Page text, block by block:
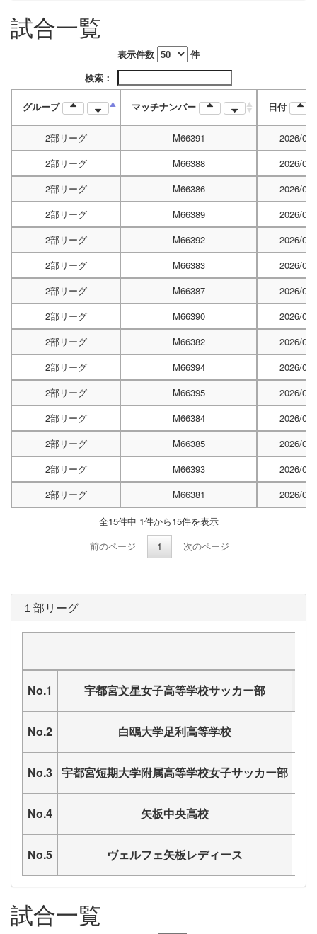
試合一覧
表示件数
件
検索：
グループ マッチナンバー 日付
2部リーグ M66391
2026/04/
2部リーグ
M66388
2026/04/
2部リーグ
M66386
2026/04/
2部リーグ
M66389
2026/04/
2部リーグ
M66392
2026/04/
2部リーグ
M66383
2026/04/
2部リーグ
M66387
2026/04/
2部リーグ
M66390
2026/05/
2部リーグ
M66382
2026/05/
2部リーグ
M66394
2026/05/
2部リーグ
M66395
2026/06/
2部リーグ
M66384
2026/06/
2部リーグ
M66385
2026/06/
2部リーグ
M66393
2026/06/
2部リーグ
M66381
2026/06/
全15件中 1件から15件を表示
前のページ
1 次のページ
１部リーグ
No.1 宇都宮文星女子高等学校サッカー部
No.2 白鴎大学足利高等学校
No.3 宇都宮短期大学附属高等学校女子サッカー部
No.4 矢板中央高校
No.5 ヴェルフェ矢板レディース
試合一覧